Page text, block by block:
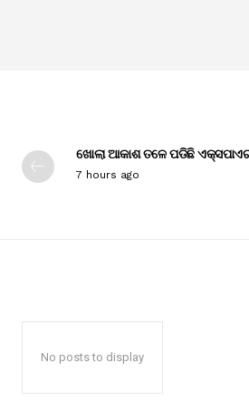
ଖୋଲା ଆକାଶ ତଳେ ପଡିଛି
7 hours ago
No posts to display